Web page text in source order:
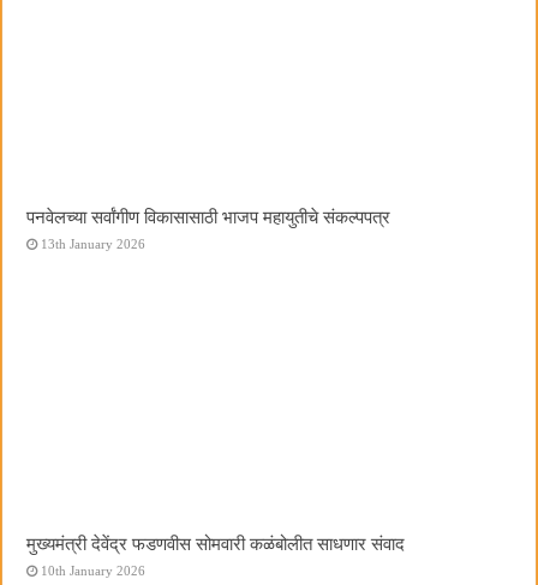
पनवेलच्या सर्वांगीण विकासासाठी भाजप महायुतीचे संकल्पपत्र
13th January 2026
मुख्यमंत्री देवेंद्र फडणवीस सोमवारी कळंबोलीत साधणार संवाद
10th January 2026